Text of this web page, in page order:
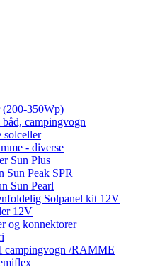
(200-350Wp)
campingvogn
solceller
- diverse
Sun Plus
Sun Peak SPR
Sun Pearl
Solpanel kit 12V
12V
og konnektorer
campingvogn /RAMME